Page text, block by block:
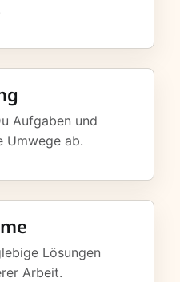
Aufgaben und
Umwege ab.
Lösungen
Arbeit.